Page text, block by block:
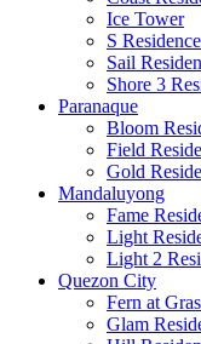
Ice Tower
S
Sail
Shore 3
Paranaque
Bloom
Field
Gold
Mandaluyong
Fame
Light
Light 2
Quezon City
Fern at
Glam